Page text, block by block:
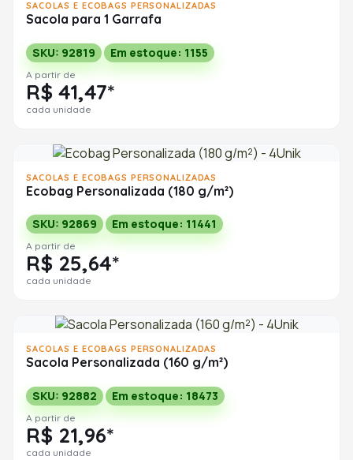
SACOLAS E ECOBAGS PERSONALIZADAS
Sacola para 1 Garrafa
SKU: 92819 Em estoque: 1155
A partir de
R$ 41,47*
cada unidade
SACOLAS E ECOBAGS PERSONALIZADAS
Ecobag Personalizada (180 g/m²)
SKU: 92869 Em estoque: 11441
A partir de
R$ 25,64*
cada unidade
SACOLAS E ECOBAGS PERSONALIZADAS
Sacola Personalizada (160 g/m²)
SKU: 92882 Em estoque: 18473
A partir de
R$ 21,96*
cada unidade